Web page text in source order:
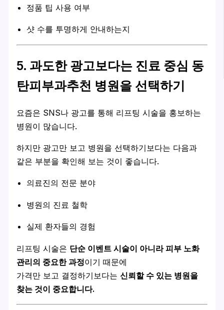
정품 팁 사용 여부
샷 수를 투명하게 안내하는지
5. 과도한 광고보다는 진료 중심 동
탄피부과추천 병원을 선택하기
요즘은 SNS나 광고를 통해 리프팅 시술을 홍보하는
병원이 많습니다.
하지만 광고만 보고 병원을 선택하기보다는 다음과
같은 부분을 확인해 보는 것이 좋습니다.
의료진의 전문 분야
병원의 진료 철학
실제 환자들의 경험
리프팅 시술은 단순 이벤트 시술이 아니라 피부 노화
관리의 중요한 과정이기 때문에
가격만 보고 결정하기보다는신뢰할 수 있는 병원을
찾는 것이 중요합니다.